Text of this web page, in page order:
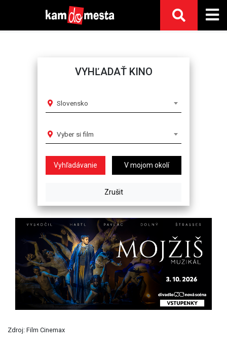
VYHĽADAŤ KINO
Slovensko
Vyber si film
V mojom okolí
Previous
Zdroj: Film Cinemax